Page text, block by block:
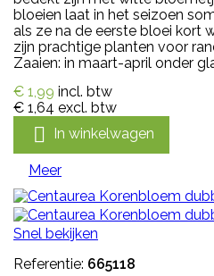
bloeien laat in het seizoen
als ze na de eerste bloei kort
zijn prachtige planten voor
Zaaien: in maart-april onder
€ 1,99 incl. btw
€ 1,64 excl. btw
 In winkelwagen
Meer
Snel bekijken
Referentie: 665118